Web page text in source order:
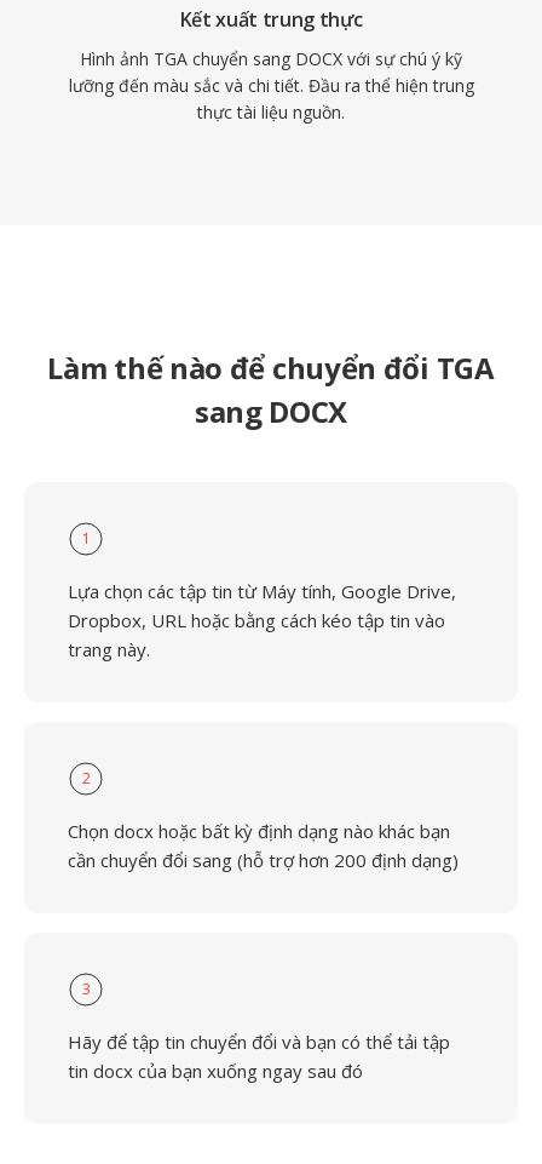
Kết xuất trung thực
Hình ảnh TGA chuyển sang DOCX với sự chú ý kỹ
lưỡng đến màu sắc và chi tiết. Đầu ra thể hiện trung
thực tài liệu nguồn.
Làm thế nào để chuyển đổi TGA
sang DOCX
1
Lựa chọn các tập tin từ Máy tính, Google Drive,
Dropbox, URL hoặc bằng cách kéo tập tin vào
trang này.
2
Chọn docx hoặc bất kỳ định dạng nào khác bạn
cần chuyển đổi sang (hỗ trợ hơn 200 định dạng)
3
Hãy để tập tin chuyển đổi và bạn có thể tải tập
tin docx của bạn xuống ngay sau đó